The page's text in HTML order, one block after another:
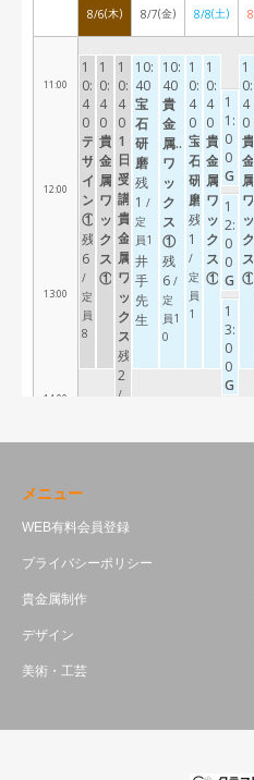
メニュー
WEB有料会員登録
プライバシーポリシー
貴金属制作
デザイン
美術・工芸